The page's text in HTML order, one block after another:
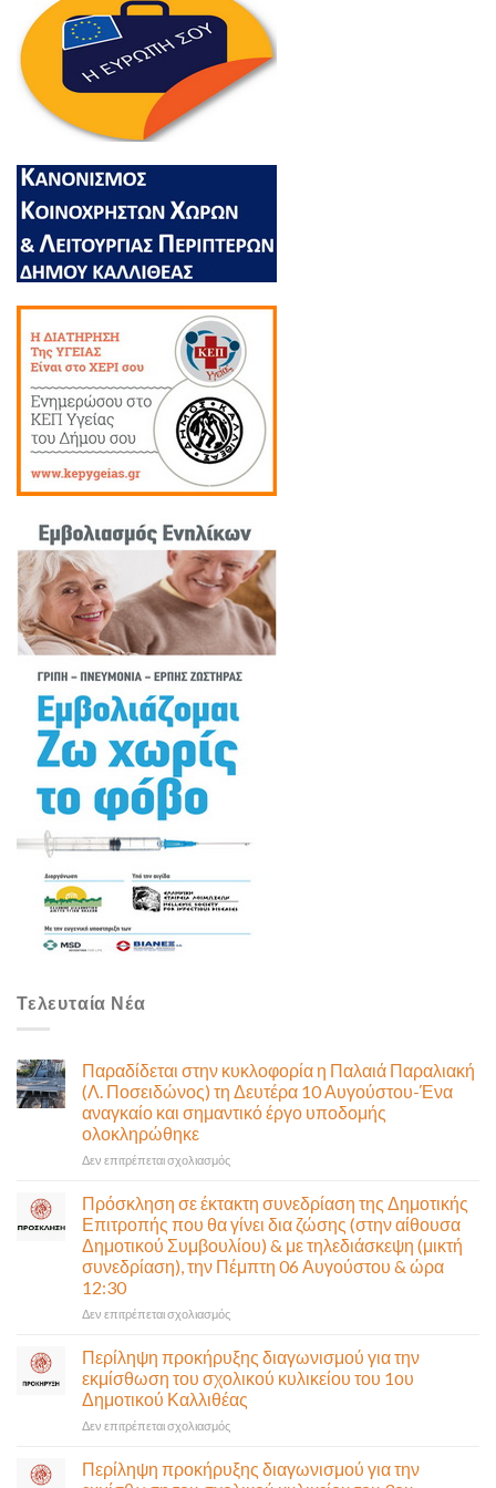
Τελευταία Νέα
Παραδίδεται στην κυκλοφορία η Παλαιά Παραλιακή
(Λ. Ποσειδώνος) τη Δευτέρα 10 Αυγούστου-Ένα
αναγκαίο και σημαντικό έργο υποδομής
ολοκληρώθηκε
Δεν επιτρέπεται σχολιασμόςστο
κυκλοφορία
η
Παλαιά
Παραλιακή
Ποσειδώνος)
10
Αυγούστου-
Ένα
αναγκαίο
σημαντικό
έργο
Πρόσκληση σε έκτακτη συνεδρίαση της Δημοτικής
Επιτροπής που θα γίνει δια ζώσης (στην αίθουσα
Δημοτικού Συμβουλίου) & με τηλεδιάσκεψη (μικτή
συνεδρίαση), την Πέμπτη 06 Αυγούστου & ώρα
12:30
Δεν επιτρέπεται σχολιασμόςστο
σε
έκτακτη
συνεδρίαση
της
Δημοτικής
που
θα
Περίληψη προκήρυξης διαγωνισμού για την
εκμίσθωση του σχολικού κυλικείου του 1ου
Δημοτικού Καλλιθέας
Δεν επιτρέπεται σχολιασμόςστο
προκήρυξης
διαγωνισμού
Περίληψη προκήρυξης διαγωνισμού για την